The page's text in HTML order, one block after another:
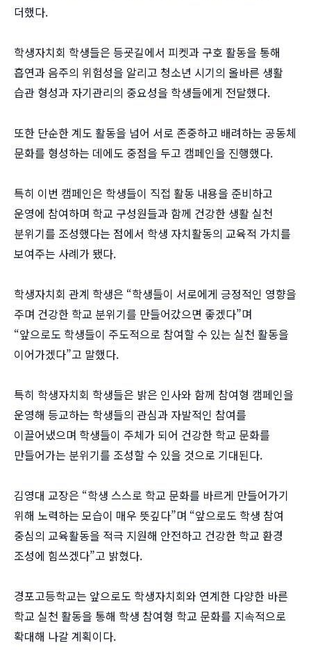
더했다.
학생자치회 학생들은 등굣길에서 피켓과 구호 활동을 통해
흡연과 음주의 위험성을 알리고 청소년 시기의 올바른 생활
습관 형성과 자기관리의 중요성을 학생들에게 전달했다.
또한 단순한 계도 활동을 넘어 서로 존중하고 배려하는 공동체
문화를 형성하는 데에도 중점을 두고 캠페인을 진행했다.
특히 이번 캠페인은 학생들이 직접 활동 내용을 준비하고
운영에 참여하며 학교 구성원들과 함께 건강한 생활 실천
분위기를 조성했다는 점에서 학생 자치활동의 교육적 가치를
보여주는 사례가 됐다.
학생자치회 관계 학생은 “학생들이 서로에게 긍정적인 영향을
주며 건강한 학교 분위기를 만들어갔으면 좋겠다”며
“앞으로도 학생들이 주도적으로 참여할 수 있는 실천 활동을
이어가겠다”고 말했다.
특히 학생자치회 학생들은 밝은 인사와 함께 참여형 캠페인을
운영해 등교하는 학생들의 관심과 자발적인 참여를
이끌어냈으며 학생들이 주체가 되어 건강한 학교 문화를
만들어가는 분위기를 조성할 수 있을 것으로 기대된다.
김영대 교장은 “학생 스스로 학교 문화를 바르게 만들어가기
위해 노력하는 모습이 매우 뜻깊다”며 “앞으로도 학생 참여
중심의 교육활동을 적극 지원해 안전하고 건강한 학교 환경
조성에 힘쓰겠다”고 밝혔다.
경포고등학교는 앞으로도 학생자치회와 연계한 다양한 바른
학교 실천 활동을 통해 학생 참여형 학교 문화를 지속적으로
확대해 나갈 계획이다.